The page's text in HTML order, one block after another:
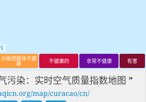
对敏感群体不健
康 不健康的 非常不健康 有害
污染：实时空气质量指数地图 ”
map/curacao/cn/